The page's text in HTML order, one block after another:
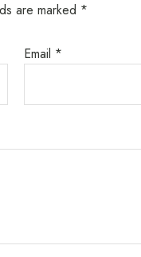
are marked *
Email *